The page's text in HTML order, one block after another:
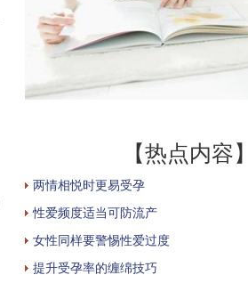
【热点内容】
两情相悦时更易受孕
性爱频度适当可防流产
女性同样要警惕性爱过度
提升受孕率的缠绵技巧